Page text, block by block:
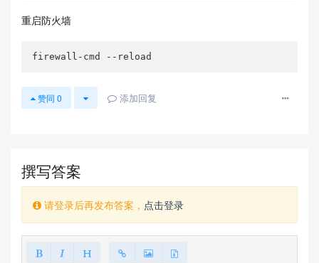
重启防火墙
firewall-cmd --reload
赞同 0 添加回复
撰写答案
请登录后再发布答案， 点击登录